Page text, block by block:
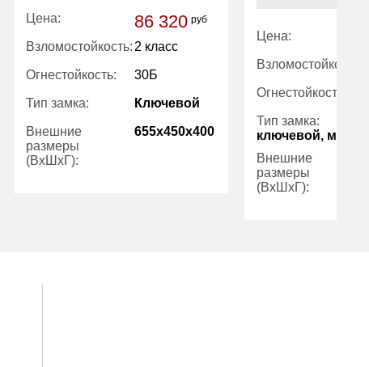
Цена: 86 320 руб
Взломостойкость: 2 класс
Огнестойкость: 30Б
Тип замка: Ключевой
Внешние
размеры
(ВхШхГ):
655x450x400
Цена:
Взломостойкость:
Огнестойкость:
Тип замка:
ключевой,
Внешние
размеры
(ВхШхГ):